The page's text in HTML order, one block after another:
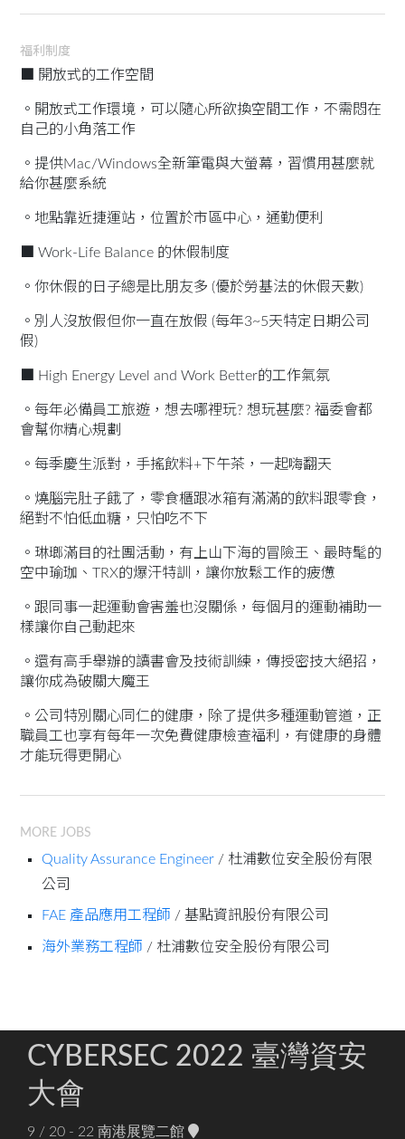
福利制度
■ 開放式的工作空間
。開放式工作環境，可以隨心所欲換空間工作，不需悶在
自己的小角落工作
。提供Mac/Windows全新筆電與大螢幕，習慣用甚麼就
給你甚麼系統
。地點靠近捷運站，位置於市區中心，通勤便利
■ Work-Life Balance 的休假制度
。你休假的日子總是比朋友多 (優於勞基法的休假天數)
。別人沒放假但你一直在放假 (每年3~5天特定日期公司
假)
■ High Energy Level and Work Better的工作氣氛
。每年必備員工旅遊，想去哪裡玩? 想玩甚麼? 福委會都
會幫你精心規劃
。每季慶生派對，手搖飲料+下午茶，一起嗨翻天
。燒腦完肚子餓了，零食櫃跟冰箱有滿滿的飲料跟零食，
絕對不怕低血糖，只怕吃不下
。琳瑯滿目的社團活動，有上山下海的冒險王、最時髦的
空中瑜珈、TRX的爆汗特訓，讓你放鬆工作的疲憊
。跟同事一起運動會害羞也沒關係，每個月的運動補助一
樣讓你自己動起來
。還有高手舉辦的讀書會及技術訓練，傳授密技大絕招，
讓你成為破關大魔王
。公司特別關心同仁的健康，除了提供多種運動管道，正
職員工也享有每年一次免費健康檢查福利，有健康的身體
才能玩得更開心
MORE JOBS
Quality Assurance Engineer / 杜浦數位安全股份有限
公司
FAE 產品應用工程師 / 基點資訊股份有限公司
海外業務工程師 / 杜浦數位安全股份有限公司
CYBERSEC 2022 臺灣資安
大會
9 / 20 - 22 南港展覽二館